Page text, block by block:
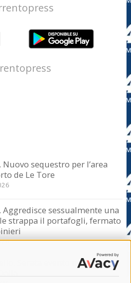
sequestro per l’area
de Le Tore
Aggredisce sessualmente una
strappa il portafogli, fermato
Serata evento nel ricordo